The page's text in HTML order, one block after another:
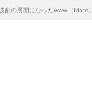
乱の展開になったwww（Maro）